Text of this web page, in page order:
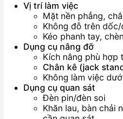
Vị trí làm việc
Mặt nền phẳng,
Không đỗ trên dốc/
Kéo phanh tay,
Dụng cụ nâng đỡ
Kích nâng phù hợp
Chân kê (jack
Không làm việc
Dụng cụ quan sát
Đèn pin/đèn soi
Khăn lau, bàn chải